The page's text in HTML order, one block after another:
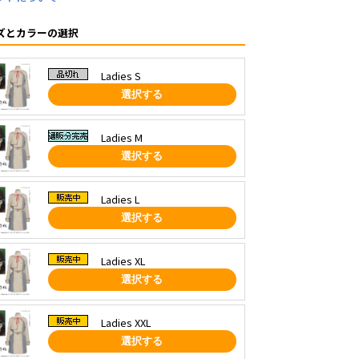
とカラーの選択
Ladies S
選択する
Ladies M
選択する
Ladies L
選択する
Ladies XL
選択する
Ladies XXL
選択する